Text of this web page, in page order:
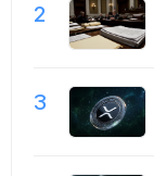
2
3